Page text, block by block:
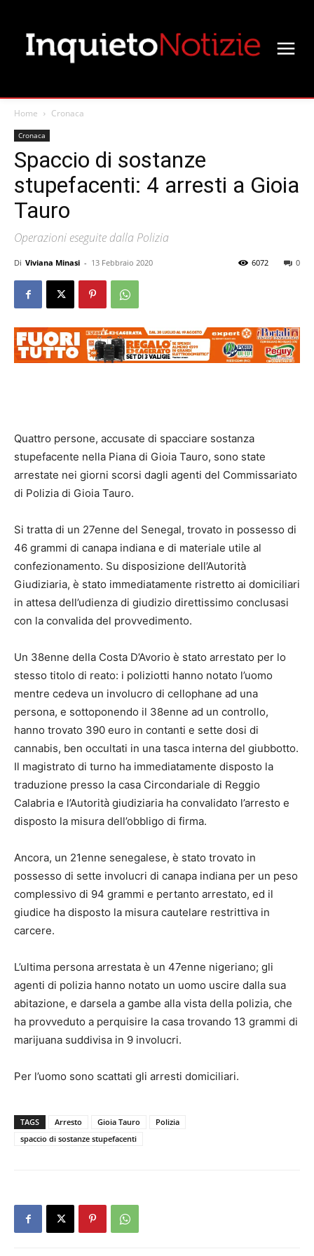
Home Cronaca
Cronaca
Spaccio di sostanze
stupefacenti: 4 arresti a Gioia
Tauro
Operazioni eseguite dalla Polizia
Di Viviana Minasi - 13 Febbraio 2020 0
6072
Quattro persone, accusate di spacciare sostanza
stupefacente nella Piana di Gioia Tauro, sono state
arrestate nei giorni scorsi dagli agenti del Commissariato
di Polizia di Gioia Tauro.
Si tratta di un 27enne del Senegal, trovato in possesso di
46 grammi di canapa indiana e di materiale utile al
confezionamento. Su disposizione dell’Autorità
Giudiziaria, è stato immediatamente ristretto ai domiciliari
in attesa dell’udienza di giudizio direttissimo conclusasi
con la convalida del provvedimento.
Un 38enne della Costa D’Avorio è stato arrestato per lo
stesso titolo di reato: i poliziotti hanno notato l’uomo
mentre cedeva un involucro di cellophane ad una
persona, e sottoponendo il 38enne ad un controllo,
hanno trovato 390 euro in contanti e sette dosi di
cannabis, ben occultati in una tasca interna del giubbotto.
Il magistrato di turno ha immediatamente disposto la
traduzione presso la casa Circondariale di Reggio
Calabria e l’Autorità giudiziaria ha convalidato l’arresto e
disposto la misura dell’obbligo di firma.
Ancora, un 21enne senegalese, è stato trovato in
possesso di sette involucri di canapa indiana per un peso
complessivo di 94 grammi e pertanto arrestato, ed il
giudice ha disposto la misura cautelare restrittiva in
carcere.
L’ultima persona arrestata è un 47enne nigeriano; gli
agenti di polizia hanno notato un uomo uscire dalla sua
abitazione, e darsela a gambe alla vista della polizia, che
ha provveduto a perquisire la casa trovando 13 grammi di
marijuana suddivisa in 9 involucri.
Per l’uomo sono scattati gli arresti domiciliari.
TAGS Arresto Gioia Tauro
Polizia
spaccio di sostanze stupefacenti